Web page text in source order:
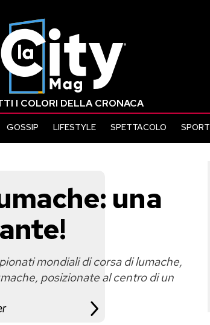
I COLORI DELLA CRONACA
GOSSIP LIFESTYLE SPETTACOLO SPORT
una
mondiali di corsa di lumache,
posizionate al centro di un